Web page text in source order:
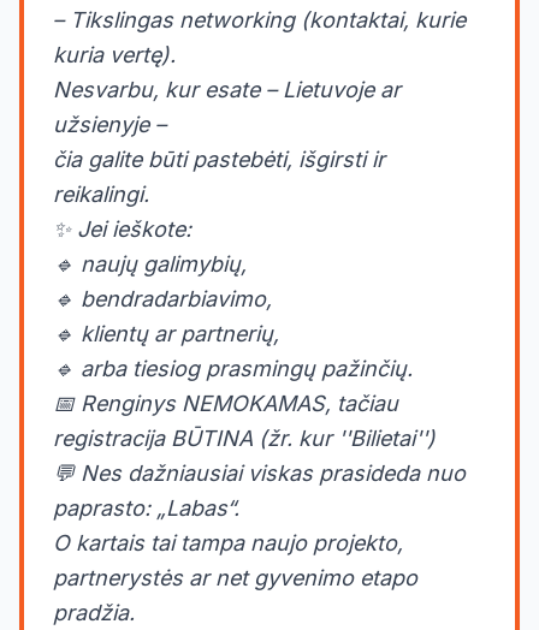
– Tikslingas networking (kontaktai, kurie
kuria vertę).
Nesvarbu, kur esate – Lietuvoje ar
užsienyje –
čia galite būti pastebėti, išgirsti ir
reikalingi.
✨ Jei ieškote:
🔹 naujų galimybių,
🔹 bendradarbiavimo,
🔹 klientų ar partnerių,
🔹 arba tiesiog prasmingų pažinčių.
📅 Renginys NEMOKAMAS, tačiau
registracija BŪTINA (žr. kur ''Bilietai'')
💬 Nes dažniausiai viskas prasideda nuo
paprasto: „Labas“.
O kartais tai tampa naujo projekto,
partnerystės ar net gyvenimo etapo
pradžia.